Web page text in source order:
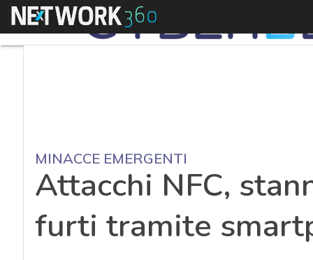
Menu
MINACCE EMERGENTI
Attacchi NFC,
furti tramite